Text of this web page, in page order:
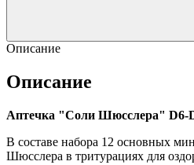
Описание
Описание
Аптечка "Соли Шюсслера" D6-
В составе набора 12 основных
Шюсслера в тритурациях для